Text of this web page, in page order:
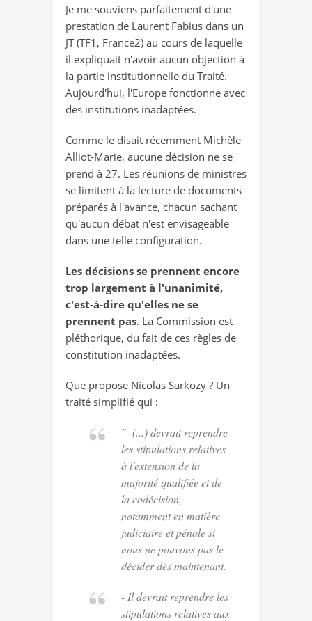
Je me souviens parfaitement d'une
prestation de Laurent Fabius dans un
JT (TF1, France2) au cours de laquelle
il expliquait n'avoir aucun objection à
la partie institutionnelle du Traité.
Aujourd'hui, l'Europe fonctionne avec
des institutions inadaptées.
Comme le disait récemment Michèle
Alliot-Marie, aucune décision ne se
prend à 27. Les réunions de ministres
se limitent à la lecture de documents
préparés à l'avance, chacun sachant
qu'aucun débat n'est envisageable
dans une telle configuration.
Les décisions se prennent encore
trop largement à l'unanimité,
c'est-à-dire qu'elles ne se
prennent pas. La Commission est
pléthorique, du fait de ces règles de
constitution inadaptées.
Que propose Nicolas Sarkozy ? Un
traité simplifié qui :
"- (...) devrait reprendre
les stipulations relatives
à l'extension de la
majorité qualifiée et de
la codécision,
notamment en matière
judiciaire et pénale si
nous ne pouvons pas le
décider dès maintenant.
- Il devrait reprendre les
stipulations relatives aux